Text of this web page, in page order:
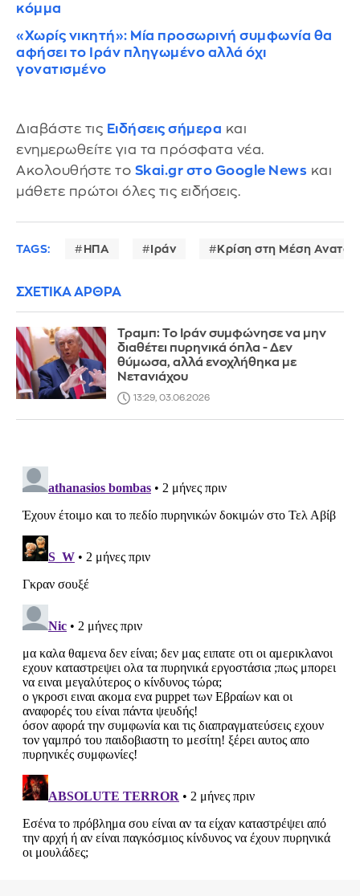
κόμμα
«Χωρίς νικητή»: Μία προσωρινή συμφωνία θα
αφήσει το Ιράν πληγωμένο αλλά όχι
γονατισμένο
Διαβάστε τις Ειδήσεις σήμερα και
ενημερωθείτε για τα πρόσφατα νέα.
Ακολουθήστε το Skai.gr στο Google News και
μάθετε πρώτοι όλες τις ειδήσεις.
TAGS: ΗΠΑ Ιράν Κρίση στη Μέση
ΣΧΕΤΙΚΑ ΑΡΘΡΑ
Τραμπ: Το Ιράν συμφώνησε να μην
διαθέτει πυρηνικά όπλα - Δεν
θύμωσα, αλλά ενοχλήθηκα με
Νετανιάχου
13:29, 03.06.2026